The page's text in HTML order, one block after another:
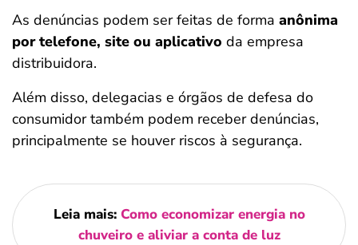
As denúncias podem ser feitas de forma anônima
por telefone, site ou aplicativo da empresa
distribuidora.
Além disso, delegacias e órgãos de defesa do
consumidor também podem receber denúncias,
principalmente se houver riscos à segurança.
Leia mais: Como economizar energia no
chuveiro e aliviar a conta de luz